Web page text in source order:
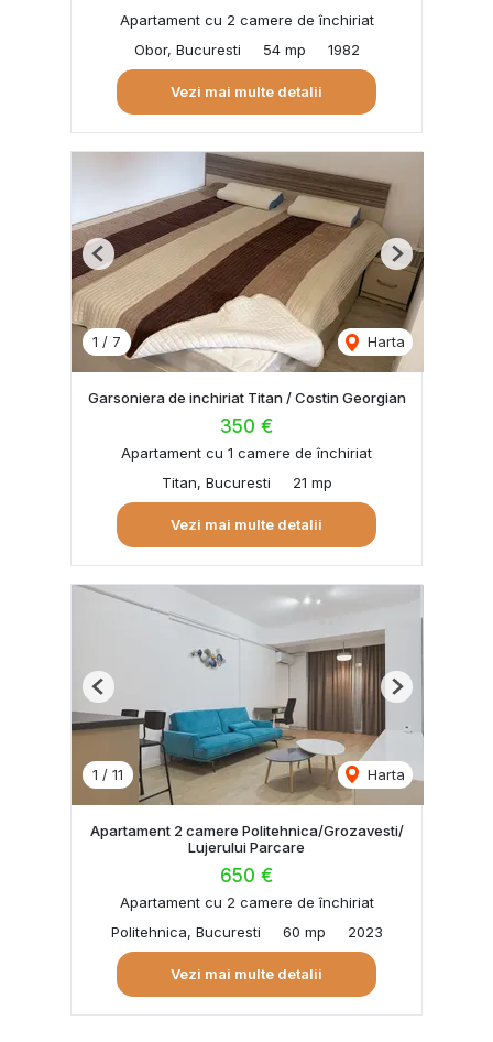
Apartament cu 2 camere de închiriat
Obor, Bucuresti
54 mp 1982
Vezi mai multe detalii
1 / 7 Harta
Previous Next
Garsoniera de inchiriat Titan / Costin Georgian
350 €
Apartament cu 1 camere de închiriat
Titan, Bucuresti
21 mp
Vezi mai multe detalii
1 / 11 Harta
Previous Next
Apartament 2 camere Politehnica/Grozavesti/
Lujerului Parcare
650 €
Apartament cu 2 camere de închiriat
Politehnica, Bucuresti
60 mp 2023
Vezi mai multe detalii